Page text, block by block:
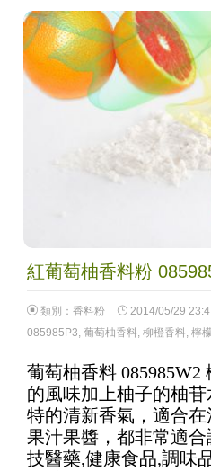
紅葡萄柚香料粉
類別： 香料粉 2014/05/29
085985P3 葡萄柚香料 柳橙香料 檸
葡萄柚香料 085985W2
的風味加上柚子的柚
特的清新香氣，適合在
果汁果醬，都非常適
技醫藥,健康食品,調味